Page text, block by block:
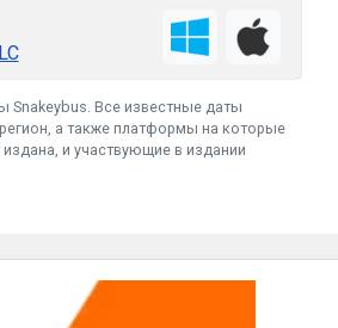
Snakeybus. Все известные даты
а также платформы на которые
издана, и участвующие в издании